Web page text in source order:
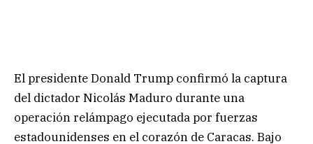
El presidente Donald Trump confirmó la captura
del dictador Nicolás Maduro durante una
operación relámpago ejecutada por fuerzas
estadounidenses en el corazón de Caracas. Bajo